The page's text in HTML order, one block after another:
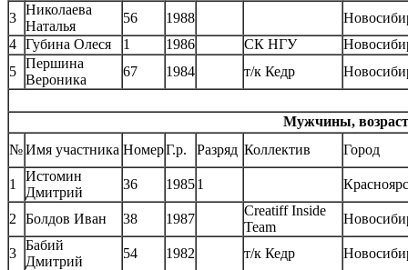
3
Николаева
Наталья
56 1988
4 Губина Олеся 1 1986 СК НГУ
5
Першина
Вероника
67 1984 т/к Кедр
Мужчины,
№Имя участника НомерГ.р. Разряд Коллектив Город
1
Истомин
Дмитрий
36 19851
2 Болдов Иван 38 1987
Creatiff Inside
Team
3
Бабий
Дмитрий
54 1982 т/к Кедр